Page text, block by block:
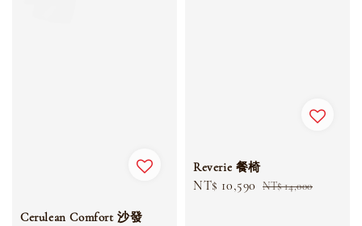
Cerulean Comfort 沙發
Reverie 餐椅
Sale
NT$ 10,590 Regular
NT$ 14,000